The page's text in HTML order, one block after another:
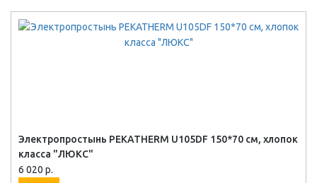
Электропростынь PEKATHERM U105DF 150*70 см, хлопок
класса "ЛЮКС"
6 020 р.